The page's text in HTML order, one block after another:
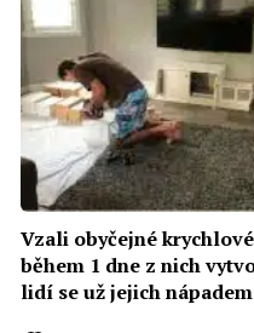
Vzali obyčejné
během 1 dne z nich
lidí se už jejich